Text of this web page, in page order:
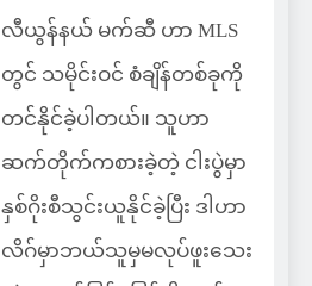
လီယွန်နယ် မက်ဆီ ဟာ MLS
တွင် သမိုင်းဝင် စံချိန်တစ်ခုကို
တင်နိုင်ခဲ့ပါတယ်။ သူဟာ
ဆက်တိုက်ကစားခဲ့တဲ့ ငါးပွဲမှာ
နှစ်ဂိုးစီသွင်းယူနိုင်ခဲ့ပြီး ဒါဟာ
လိဂ်မှာဘယ်သူမှမလုပ်ဖူးသေး